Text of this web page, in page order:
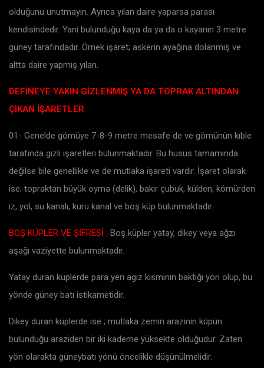
olduğunu unutmayın. Ayrıca yılan daire yaparsa parası
kendisindedir. Yani bulunduğu kaya da ya da o kayanın 3 metre
güney tarafındadır. Örnek işaret; askerin ayağına dolanmış ve
altta daire yapmış yılan.
DEFİNEYE YAKIN GİZLENMİŞ YA DA TOPRAK ALTINDAN
ÇIKAN İŞARETLER
01- Genelde gömüye 7-8-9 metre mesafe de ve gömünün kıble
tarafında gizli işaretleri bulunmaktadır. Bu husus tamamında
değilse bile genellikle ve de mutlaka işareti vardır. İşaret olarak
ise; topraktan büyük oyma (delik), bakır çubuk, külden, kömürden
iz, yol, su kanalı, kuru kanal ve boş küp bulunmaktadır.
BOŞ KÜPLER VE ŞİFRESİ ; Boş küpler yatay, dikey veya ağzı
aşağı vaziyette bulunmaktadır.
Yatay duran küplerde para yeri agız kısmının baktığı yön olup, bu
yönde güney batı istikametidir.
Dikey duran küplerde ise ; mutlaka zemin arazinin küpün
bulunduğu araziden bir iki kademe yüksekte olduğudur. Zaten
yön olarakta güneybatı yönü öncelikle düşünülmelidir.